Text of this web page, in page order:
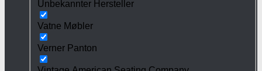
Unbekannter Hersteller
Vatne Møbler
Verner Panton